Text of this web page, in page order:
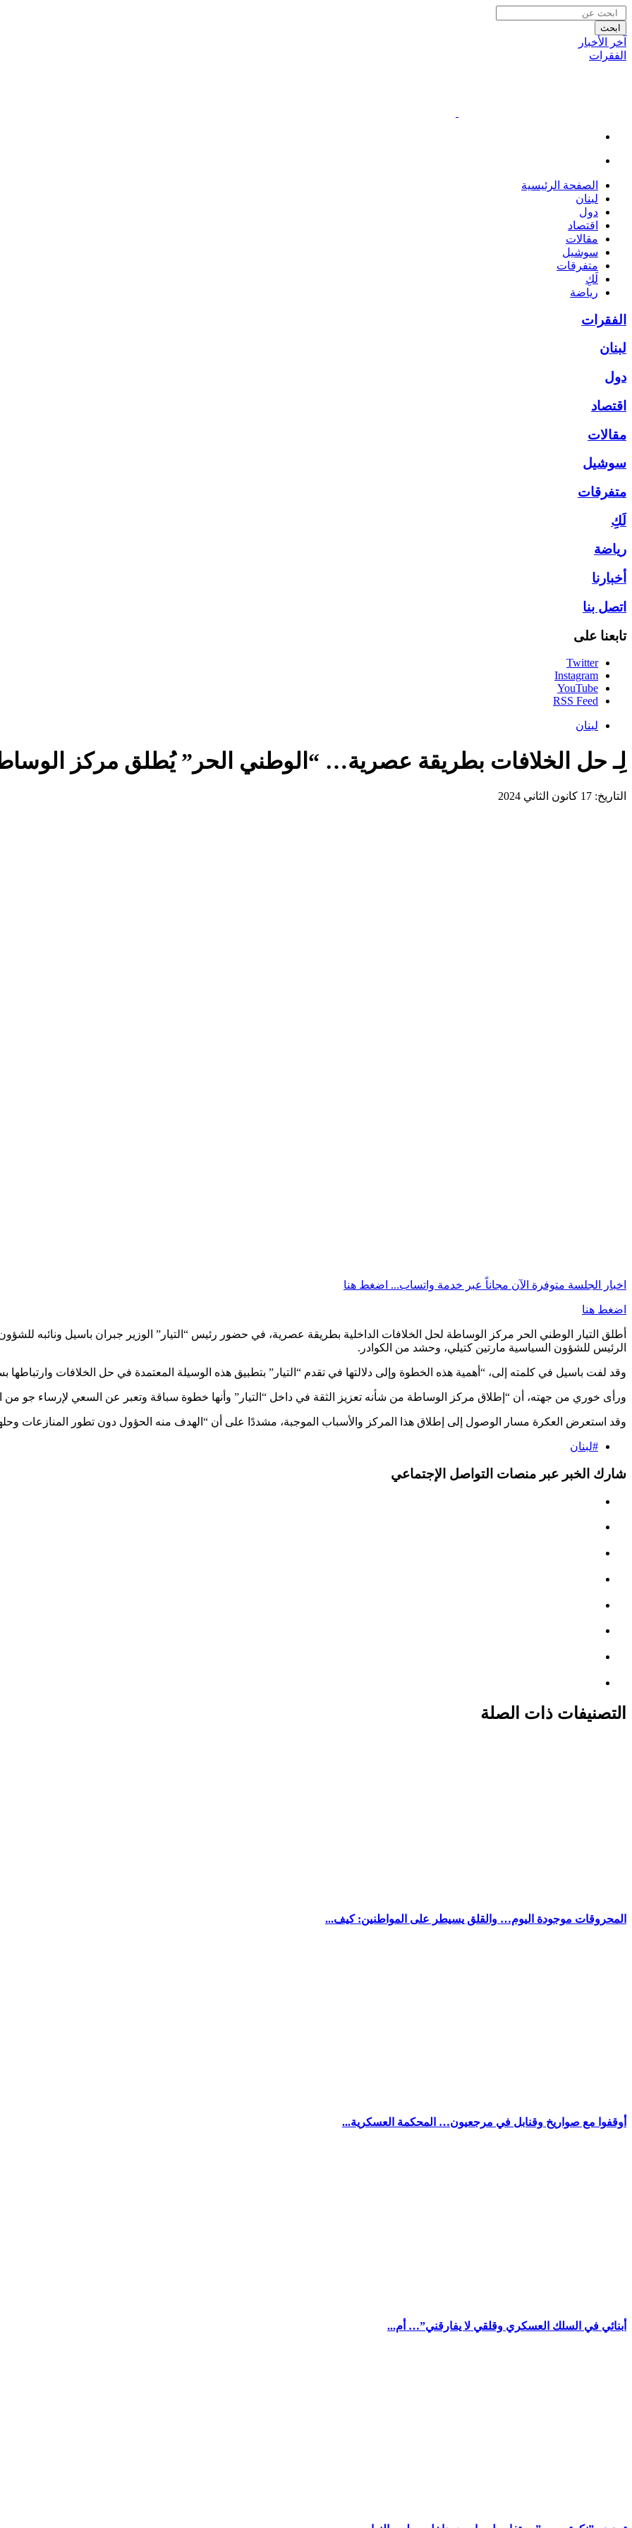
ابحث
آخر الأخبار
الفقرات
الصفحة الرئيسية
لبنان
دول
اقتصاد
مقالات
سوشيل
متفرقات
لَكِ
رياضة
الفقرات
لبنان
دول
اقتصاد
مقالات
سوشيل
متفرقات
لَكِ
رياضة
أخبارنا
اتصل بنا
تابعنا على
Twitter
Instagram
YouTube
RSS Feed
لبنان
لِـ حل الخلافات بطريقة عصرية… “الوطني الحر” يُطلق مركز
التاريخ: 17 كانون الثاني 2024
اخبار الجلسة متوفرة الآن مجاناً عبر خدمة واتساب... اضغط هنا
اضغط هنا
أطلق التيار الوطني الحر مركز الوساطة لحل الخلافات الداخلية بطريقة عصرية، في حضور رئيس “التيار” الوزير جبران باسيل ونائبه
الرئيس للشؤون السياسية مارتين كتيلي، وحشد من الكوادر.
وقد لفت باسيل في كلمته إلى، “أهمية هذه الخطوة وإلى دلالتها في تقدم “التيار” بتطبيق هذه الوسيلة المعتمدة في حل الخلافات وارتباطها
ورأى خوري من جهته، أن “إطلاق مركز الوساطة من شأنه تعزيز الثقة في داخل “التيار” وأنها خطوة سباقة وتعبر عن السعي لإرساء جو من
وقد استعرض العكرة مسار الوصول إلى إطلاق هذا المركز والأسباب الموجبة، مشددًا على أن “الهدف منه الحؤول دون تطور المنازعات
#لبنان
شارك الخبر عبر منصات التواصل الإجتماعي
التصنيفات ذات الصلة
المحروقات موجودة اليوم… والقلق يسيطر على المواطنين: كيف...
أوقفوا مع صواريخ وقنابل في مرجعيون… المحكمة العسكرية...
أبنائي في السلك العسكري وقلقي لا يفارقني”… أم...